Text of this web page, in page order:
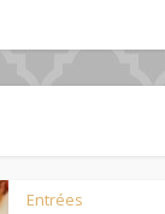
Entrées